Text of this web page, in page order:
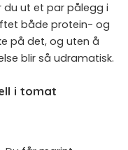
du ut et par pålegg i
både protein- og
på det, og uten å
blir så udramatisk.
i tomat